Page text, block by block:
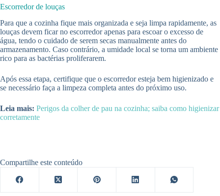
Escorredor de louças
Para que a cozinha fique mais organizada e seja limpa rapidamente, as
louças devem ficar no escorredor apenas para escoar o excesso de
água, tendo o cuidado de serem secas manualmente antes do
armazenamento. Caso contrário, a umidade local se torna um ambiente
rico para as bactérias proliferarem.
Após essa etapa, certifique que o escorredor esteja bem higienizado e
se necessário faça a limpeza completa antes do próximo uso.
Leia mais: Perigos da colher de pau na cozinha; saiba como higienizar
corretamente
Compartilhe este conteúdo